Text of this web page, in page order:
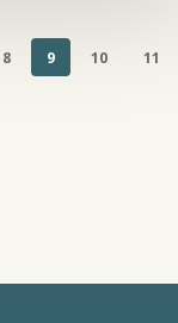
8 9 10 11